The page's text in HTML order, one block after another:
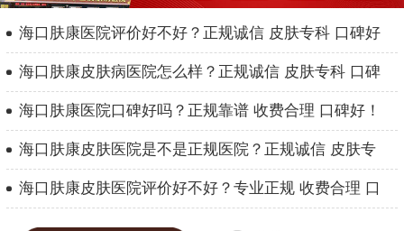
海口肤康医院评价好不好？正规诚信 皮肤专科 口碑好
海口肤康皮肤病医院怎么样？正规诚信 皮肤专科 口碑
海口肤康医院口碑好吗？正规靠谱 收费合理 口碑好！
海口肤康皮肤医院是不是正规医院？正规诚信 皮肤专
海口肤康皮肤医院评价好不好？专业正规 收费合理 口